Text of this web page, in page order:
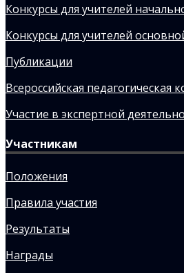
Конкурсы для учителей
Конкурсы для учителей
Публикации
Всероссийская педагогическая
Участие в экспертной
Участникам
Положения
Правила участия
Результаты
Награды